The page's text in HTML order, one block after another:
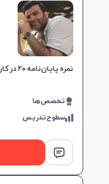
نمره پایان‌نامه ۲۰ در کارشناسی ارشد ادبیات انگلیسی، ۱۲ سال سابقه تدریس در سطوح مختلف، متخصص در آیلتس و مشاوره دکتری، ارائه آموزش‌های هدفمند مکالمه.
تخصص‌ها
سطوح‌تدریس